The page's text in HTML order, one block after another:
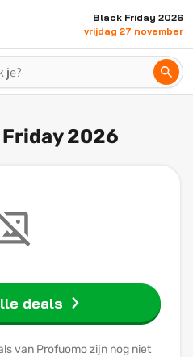
Black Friday 2026
vrijdag 27 november
2026
deals
van Profuomo zijn nog niet